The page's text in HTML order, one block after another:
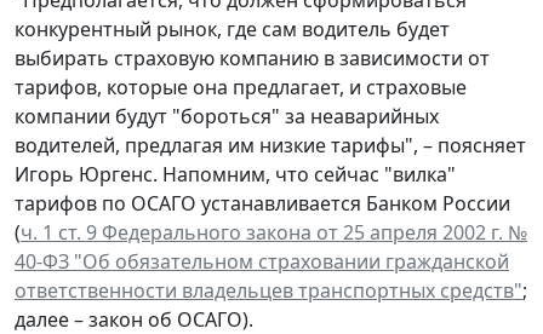
конкурентный рынок, где сам водитель будет
выбирать страховую компанию в зависимости от
тарифов, которые она предлагает, и страховые
компании будут "бороться" за неаварийных
водителей, предлагая им низкие тарифы", – поясняет
Игорь Юргенс. Напомним, что сейчас "вилка"
тарифов по ОСАГО устанавливается Банком России
(ч. 1 ст. 9 Федерального закона от 25 апреля 2002 г. №
40-ФЗ "Об обязательном страховании гражданской
ответственности владельцев транспортных средств";
далее – закон об ОСАГО).